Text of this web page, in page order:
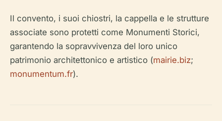
Il convento, i suoi chiostri, la cappella e le strutture
associate sono protetti come Monumenti Storici,
garantendo la sopravvivenza del loro unico
patrimonio architettonico e artistico (mairie.biz;
monumentum.fr).